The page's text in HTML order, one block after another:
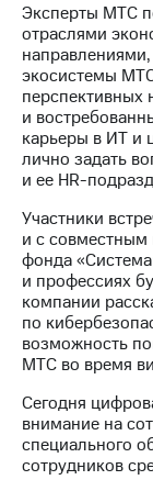
в
и акционерам
ПАО
"МТС"
Личный
Эксперты МТС
отраслями
экосистемы
перспективных
и
карьеры в ИТ и
лично задать
и ее HR-
Участники
и с совместным
фонда
и профессиях
компании
по
возможность
МТС во время
Сегодня
внимание на
специального
сотрудников